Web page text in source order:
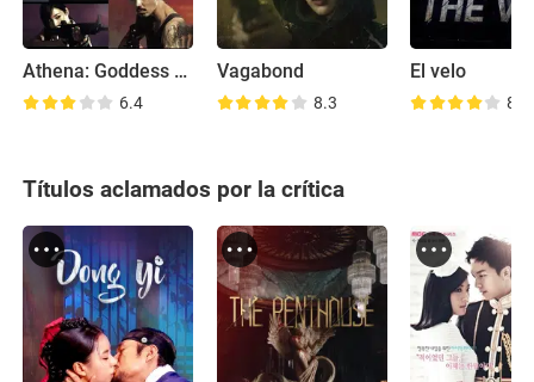
Athena: Goddess of War
6.4
Vagabond
8.3
El velo
8.4
Títulos aclamados por la crítica